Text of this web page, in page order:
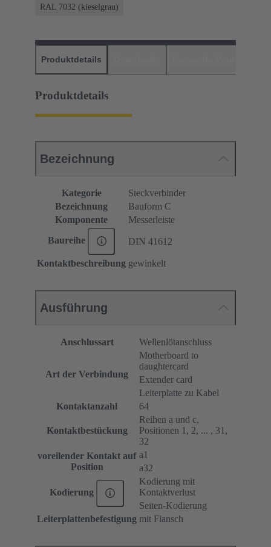
RAL 7032 (kieselgrau)
Produktdetails
Produktdetails
Bezeichnung
Kategorie
Steckverbinder
Bezeichnung
Bauform C
Komponente
Messerleiste
Baureihe DIN 41612
Kontaktbeschreibung gewinkelt
Ausführung
Anschlussart Wellenlötanschluss
Art der Verbindung
Motherboard to
daughtercard
Extender card
Leiterplatte zu Kabel
Kontaktanzahl
64
Kontaktbestückung
Reihen a und c,
Positionen 1, 2, ... , 31,
32
voreilender Kontakt auf
Position
a1
a32
Kodierung
Kodierung mit
Kontaktverlust
Seiten-Kodierung
Leiterplattenbefestigung mit Flansch